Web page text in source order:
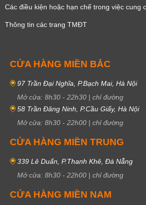
Các điều kiện hoặc hạn chế trong việc cung
Thông tin các trang TMĐT
CỬA HÀNG MIỀN BẮC
97 Trần Đại Nghĩa, P.Bạch Mai, Hà Nội
Mở cửa: 8h30 - 22h30 | chỉ đường
58 Trần Đăng Ninh, P.Cầu Giấy, Hà Nội
Mở cửa: 8h30 - 22h00 | chỉ đường
CỬA HÀNG MIỀN TRUNG
339 Lê Duẩn, P.Thanh Khê, Đà Nẵng
Mở cửa: 8h30 - 22h00 | chỉ đường
CỬA HÀNG MIỀN NAM